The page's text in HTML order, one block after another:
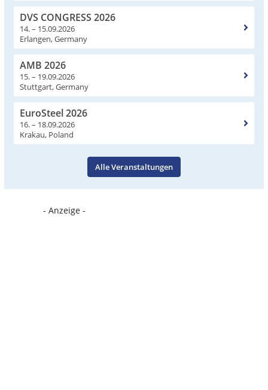
DVS CONGRESS 2026
14. – 15.09.2026
Erlangen, Germany
AMB 2026
15. – 19.09.2026
Stuttgart, Germany
EuroSteel 2026
16. – 18.09.2026
Krakau, Poland
Alle Veranstaltungen
- Anzeige -